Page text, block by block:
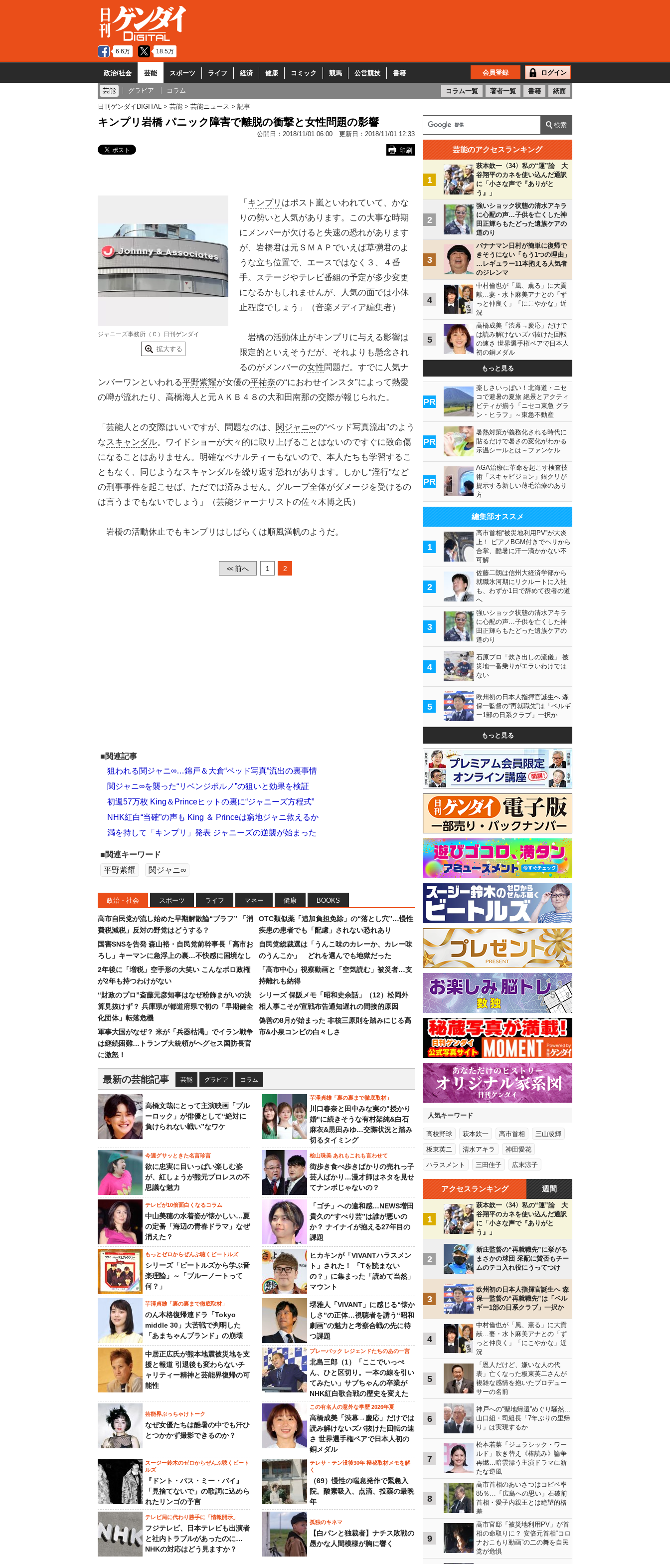
6.6万 18.5万
政治/社会 芸能 スポーツ ライフ 経済 健康 コミック 競馬 公営競技 書籍 会員登録 ログイン
芸能 グラビア コラム コラム一覧 著者一覧 書籍 紙面
日刊ゲンダイDIGITAL 芸能 芸能ニュース 記事
キンプリ岩橋 パニック障害で離脱の衝撃と女性問題の影響
公開日： 2018/11/01 06:00 更新日： 2018/11/01 12:33
印刷
ジャニーズ事務所（Ｃ）日刊ゲンダイ
拡大する
「 キンプリ はポスト嵐といわれていて、かな
りの勢いと人気があります。この大事な時期
にメンバーが欠けると失速の恐れがあります
が、岩橋君は元ＳＭＡＰでいえば草彅君のよ
うな立ち位置で、エースではなく３、４番
手。ステージやテレビ番組の予定が多少変更
になるかもしれませんが、人気の面では小休
止程度でしょう」（音楽メディア編集者）
岩橋の活動休止がキンプリに与える影響は
限定的といえそうだが、それよりも懸念され
るのがメンバーの女性問題だ。すでに人気ナ
ンバーワンといわれる平野紫耀が女優の平祐奈の“におわせインスタ”によって熱愛
の噂が流れたり、高橋海人と元ＡＫＢ４８の大和田南那の交際が報じられた。
「芸能人との交際はいいですが、問題なのは、 関ジャニ∞の“ベッド写真流出”のよう
なスキャンダル。ワイドショーが大々的に取り上げることはないのですぐに致命傷
になることはありません。明確なペナルティーもないので、本人たちも学習するこ
ともなく、同じようなスキャンダルを繰り返す恐れがあります。しかし“淫行”など
の刑事事件を起こせば、ただでは済みません。グループ全体がダメージを受けるの
は言うまでもないでしょう」（芸能ジャーナリストの佐々木博之氏）
岩橋の活動休止でもキンプリはしばらくは順風満帆のようだ。
<<前へ 1 2
■関連記事
狙われる関ジャニ∞…錦戸＆大倉“ベッド写真”流出の裏事情
関ジャニ∞を襲った“リベンジポルノ”の狙いと効果を検証
初週57万枚 King＆Princeヒットの裏に“ジャニーズ方程式”
NHK紅白“当確”の声も King ＆ Princeは窮地ジャニ救えるか
満を持して「キンプリ」発表 ジャニーズの逆襲が始まった
■関連キーワード
平野紫耀
関ジャニ∞
政治・社会 スポーツ ライフ マネー 健康 BOOKS
高市自民党が流し始めた早期解散論“ブラフ” 「消
費税減税」反対の野党はどうする？
国害SNSを告発 森山裕・自民党前幹事長「高市お
ろし」キーマンに急浮上の裏…不快感に国境なし
2年後に「増税」空手形の大笑い こんなボロ政権
が2年も持つわけがない
“財政のプロ”斎藤元彦知事はなぜ粉飾まがいの決
算見抜けず？ 兵庫県が都道府県で初の「早期健全
化団体」転落危機
軍事大国がなぜ？ 米が「兵器枯渇」でイラン戦争
は継続困難…トランプ大統領がヘグセス国防長官
に激怒！
OTC類似薬「追加負担免除」の“落とし穴”…慢性
疾患の患者でも「配慮」されない恐れあり
自民党総裁選は「うんこ味のカレーか、カレー味
のうんこか」 どれを選んでも地獄だった
「高市中心」視察動画と「空気読む」被災者…支
持離れも納得
シリーズ 保阪メモ「昭和史余話」（12）松岡外
相人事こそが宣戦布告通知遅れの間接的原因
偽善の8月が始まった 非核三原則を踏みにじる高
市&小泉コンビの白々しさ
最新の芸能記事 芸能 グラビア コラム
高橋文哉にとって主演映画「ブル
ーロック」が俳優として“絶対に
負けられない戦い”なワケ
芋澤貞雄「裏の裏まで徹底取材」
川口春奈と田中みな実の"授かり
婚"に続きそうな有村架純&白石
麻衣&黒田みゆ…交際状況と踏み
切るタイミング
今週グサッときた名言珍言
欲に忠実に目いっぱい楽しむ姿
が、紅しょうが熊元プロレスの不
思議な魅力
桧山珠美 あれもこれも言わせて
街歩き食べ歩きばかりの売れっ子
芸人ばかり…漫才師はネタを見せ
てナンボじゃないの？
テレビが10倍面白くなるコラム
中山美穂の水着姿が懐かしい…夏
の定番「海辺の青春ドラマ」なぜ
消えた？
「ゴチ」への違和感…NEWS増田
貴久の“すべり芸”は誰が悪いの
か？ ナイナイが抱える27年目の
課題
もっとゼロからぜんぶ聴くビートルズ
シリーズ「ビートルズから学ぶ音
楽理論」～「ブルーノートって
何？」
ヒカキンが「VIVANTハラスメン
ト」された！ 「Tを読まない
の？」に集まった「読めて当然」
マウント
芋澤貞雄「裏の裏まで徹底取材」
のん本格復帰連ドラ「Tokyo
middle 30」大苦戦で判明した
「あまちゃんブランド」の崩壊
堺雅人「VIVANT」に感じる“懐か
しさ”の正体…視聴者を誘う“昭和
劇画”の魅力と考察合戦の先に待
つ課題
中居正広氏が熊本地震被災地を支
援と報道 引退後も変わらないチ
ャリティー精神と芸能界復帰の可
能性
プレーバック レジェンドたちのあの一言
北島三郎（1）「ここでいっぺ
ん、ひと区切り。一本の線を引い
てみたい」サブちゃんの卒業が
NHK紅白歌合戦の歴史を変えた
芸能界ぶっちゃけトーク
なぜ女優たちは酷暑の中でも汗ひ
とつかかず撮影できるのか？
この有名人の意外な学歴 2026年夏
高橋成美「渋幕→慶応」だけでは
読み解けないズバ抜けた回転の速
さ 世界選手権ペアで日本人初の
銅メダル
スージー鈴木のゼロからぜんぶ聴くビート
ルズ
『ドント・パス・ミー・バイ』
「見捨てないで」の歌詞に込めら
れたリンゴの予言
テレサ・テン没後30年 極秘取材メモを解
く
（69）慢性の喘息発作で緊急入
院。酸素吸入、点滴、投薬の最晩
年
テレビ局に代わり勝手に「情報開示」
フジテレビ、日本テレビも出演者
と社内トラブルがあったのに…
NHKの対応はどう見ますか？
孤独のキネマ
【白パンと独裁者】ナチス敗戦の
愚かな人間模様が胸に響く
芸能のアクセスランキング
1
萩本欽一〈34〉私の“運”論 大
谷翔平のカネを使い込んだ通訳
に「小さな声で『ありがと
う』」
2
強いショック状態の清水アキラ
に心配の声…子供を亡くした神
田正輝らもたどった遺族ケアの
道のり
3
バナナマン日村が簡単に復帰で
きそうにない「もう1つの理由」
…レギュラー11本抱える人気者
のジレンマ
4
中村倫也が「風、薫る」に大貢
献…妻・水卜麻美アナとの「ず
っと仲良く」「にこやかな」近
況
5
高橋成美「渋幕→慶応」だけで
は読み解けないズバ抜けた回転
の速さ 世界選手権ペアで日本人
初の銅メダル
もっと見る
PR
楽しさいっぱい！北海道・ニセ
コで避暑の夏旅 絶景とアクティ
ビティが揃う「ニセコ東急 グラ
ン・ヒラフ」～東急不動産
PR
暑熱対策が義務化される時代に
貼るだけで暑さの変化がわかる
示温シールとは～ファンケル
PR
AGA治療に革命を起こす検査技
術「スキャビジョン」銀クリが
提示する新しい薄毛治療のあり
方
編集部オススメ
1
高市首相“被災地利用PV”が大炎
上！ ピアノBGM付きでヘリから
合掌、酷暑に汗一滴かかない不
可解
2
佐藤二朗は信州大経済学部から
就職氷河期にリクルートに入社
も、わずか1日で辞めて役者の道
へ
3
強いショック状態の清水アキラ
に心配の声…子供を亡くした神
田正輝らもたどった遺族ケアの
道のり
4
石原プロ「炊き出しの流儀」 被
災地一番乗りがエラいわけでは
ない
5
欧州初の日本人指揮官誕生へ 森
保一監督の“再就職先”は「ベルギ
ー1部の日系クラブ」一択か
もっと見る
人気キーワード
高校野球 萩本欽一 高市首相 三山凌輝
板東英二 清水アキラ 神田愛花
ハラスメント 三田佳子 広末涼子
アクセスランキング 週間
1
萩本欽一〈34〉私の“運”論 大
谷翔平のカネを使い込んだ通訳
に「小さな声で『ありがと
う』」
2
新庄監督の“再就職先”に挙がる
まさかの球団 采配に賛否もチー
ムのテコ入れ役にうってつけ
3
欧州初の日本人指揮官誕生へ 森
保一監督の“再就職先”は「ベル
ギー1部の日系クラブ」一択か
4
中村倫也が「風、薫る」に大貢
献…妻・水卜麻美アナとの「ず
っと仲良く」「にこやかな」近
況
5
「恩人だけど、嫌いな人の代
表」亡くなった板東英二さんが
複雑な感情を抱いたプロデュー
サーの名前
6
神戸への“聖地帰還”めぐり騒然…
山口組・司組長「7年ぶりの里帰
り」は実現するか
7
松本若菜「ジュラシック・ワー
ルド」吹き替え《棒読み》論争
再燃…暗雲漂う主演ドラマに新
たな逆風
8
高市首相のあいさつはコピペ率
85％…「広島への思い」石破前
首相・愛子内親王とは絶望的格
差
9
高市官邸「被災地利用PV」が首
相の命取りに？ 安倍元首相“コロ
ナおこもり動画”の二の舞を自民
党が危惧